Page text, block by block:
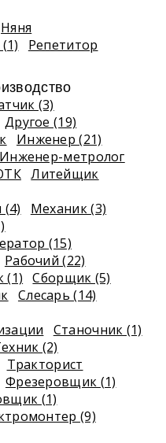
Няня
Репетитор
(3)
Другое (19)
Инженер (21)
Инженер-метролог
Литейщик
Механик (3)
(15)
Рабочий (22)
(1)
Сборщик (5)
Слесарь (14)
Станочник (1)
(2)
Тракторист
Фрезеровщик (1)
(1)
(9)